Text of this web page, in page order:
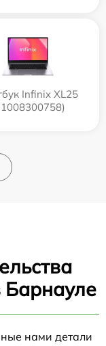
Infinix XL25
Барнауле
нами детали